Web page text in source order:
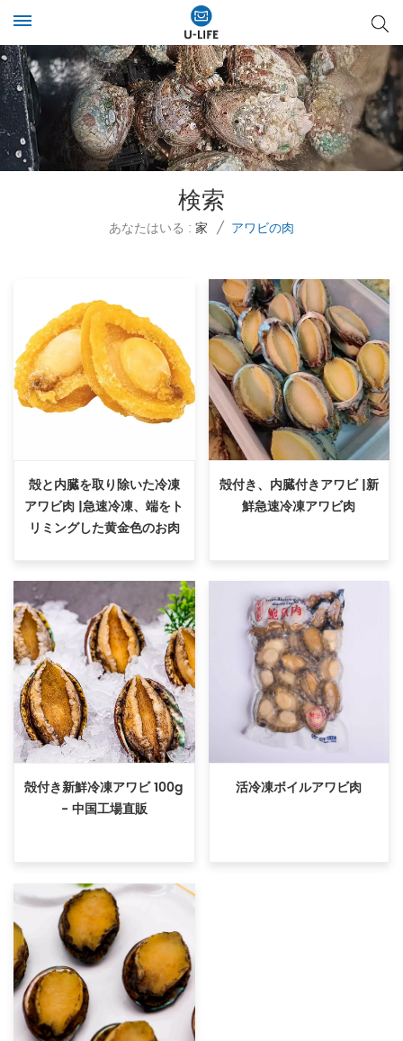
検索
あなたはいる : 家 / アワビの肉
殻と内臓を取り除いた冷凍
アワビ肉 |急速冷凍、端をト
リミングした黄金色のお肉
殻付き、内臓付きアワビ |新
鮮急速冷凍アワビ肉
殻付き新鮮冷凍アワビ 100g
- 中国工場直販
活冷凍ボイルアワビ肉